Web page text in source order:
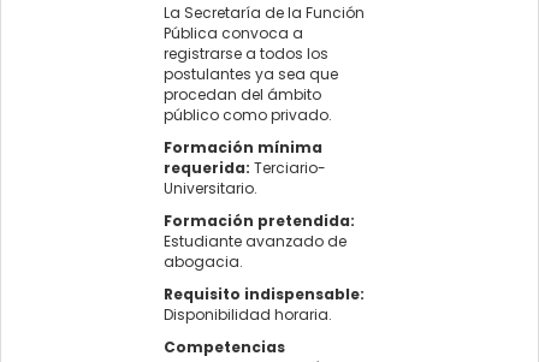
La Secretaría de la Función
Pública convoca a
registrarse a todos los
postulantes ya sea que
procedan del ámbito
público como privado.
Formación mínima
requerida: Terciario-
Universitario.
Formación pretendida:
Estudiante avanzado de
abogacia.
Requisito indispensable:
Disponibilidad horaria.
Competencias